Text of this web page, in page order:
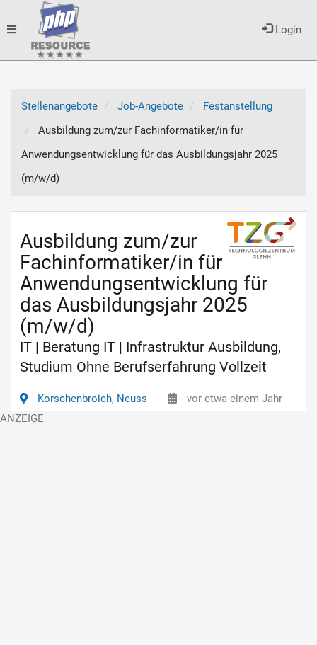
Login
Toggle
Stellenangebote
Job-Angebote
Festanstellung
Ausbildung zum/zur Fachinformatiker/in für
Anwendungsentwicklung für das Ausbildungsjahr 2025
(m/w/d)
Ausbildung zum/zur
Fachinformatiker/in für
Anwendungsentwicklung für
das Ausbildungsjahr 2025
(m/w/d)
IT | Beratung IT | Infrastruktur Ausbildung,
Studium Ohne Berufserfahrung Vollzeit
Korschenbroich, Neuss vor etwa einem Jahr